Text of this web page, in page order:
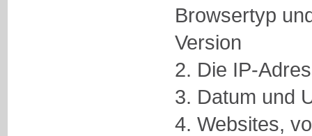
Browsertyp
Version
2. Die IP-
3. Datum und
4. Websites,